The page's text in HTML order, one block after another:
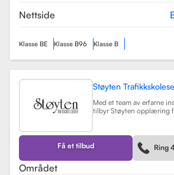
Nettside
Klasse BE Klasse B96 Klasse B
Støyten
Med et team av erfarne
tilbyr Støyten opplæring
kurs som trafikalt
mørkekjøring. Skolen er
fleksibilitet og tilpasning
behov, noe som gjør
Få et tilbud Ring
Området